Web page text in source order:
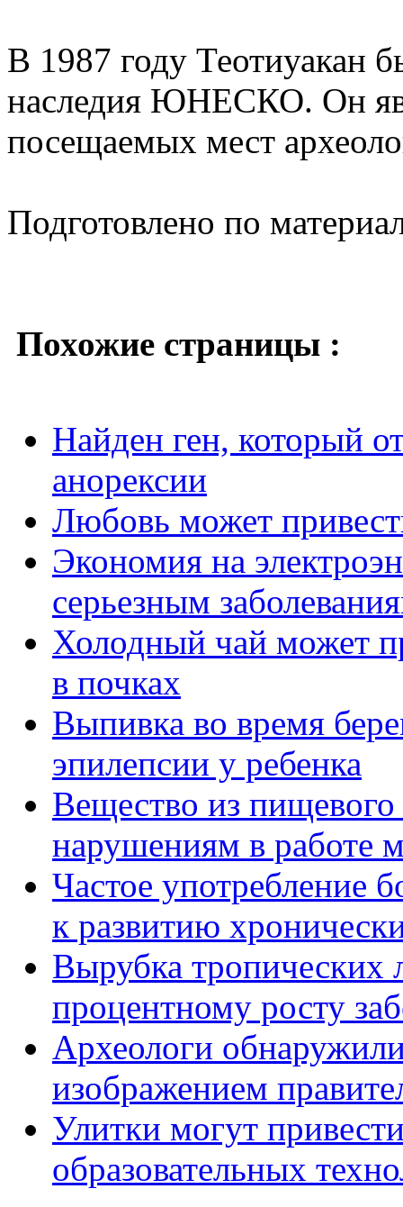
В 1987 году Теотиуакан
наследия ЮНЕСКО. Он
посещаемых мест
Подготовлено по
Похожие страницы :
Найден ген, который
анорексии
Любовь может
Экономия на
серьезным
Холодный чай может
в почках
Выпивка во время
эпилепсии у ребенка
Вещество из
нарушениям в работе
Частое употребление
к развитию
Вырубка тропических
процентному росту
Археологи
изображением
Улитки могут
образовательных